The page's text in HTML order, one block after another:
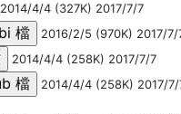
2014/4/4 (327K) 2017/7/7
2016/2/5 (970K) 2017/7/
2014/4/4 (258K) 2017/7/7
2014/4/4 (258K) 2017/7/